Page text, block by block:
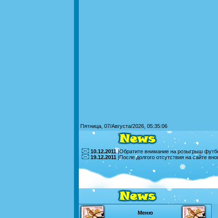
Пятница, 07/Августа/2026, 05:35:06
10.12.2011|Обратите внимание на розыгрыш
19.12.2011 |После долгого отсутствия на сайте
Меню